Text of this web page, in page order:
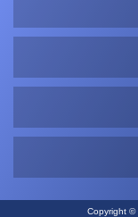
Copyright ©